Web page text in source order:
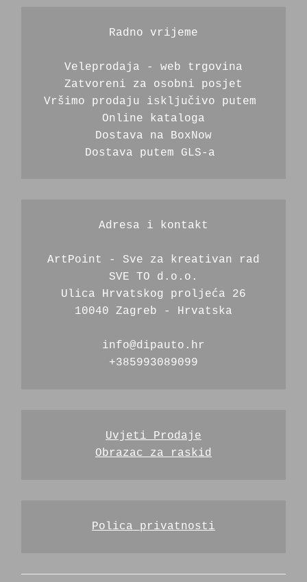
Radno vrijeme
Veleprodaja - web trgovina
Zatvoreni za osobni posjet
Vršimo prodaju isključivo putem
Online kataloga
Dostava na BoxNow
Dostava putem GLS-a
Adresa i kontakt
ArtPoint - Sve za kreativan rad
SVE TO d.o.o.
Ulica Hrvatskog proljeća 26
10040 Zagreb - Hrvatska
info@dipauto.hr
+385993089099
Uvjeti Prodaje
Obrazac za raskid
Polica privatnosti